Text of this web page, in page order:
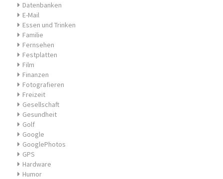
Datenbanken
E-Mail
Essen und Trinken
Familie
Fernsehen
Festplatten
Film
Finanzen
Fotografieren
Freizeit
Gesellschaft
Gesundheit
Golf
Google
GooglePhotos
GPS
Hardware
Humor